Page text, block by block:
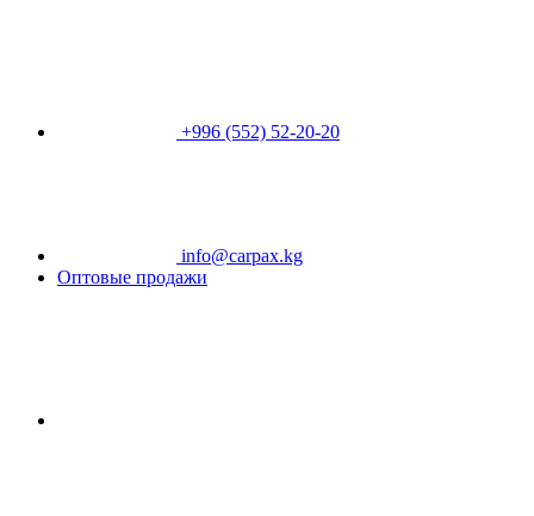
+996 (552) 52-20-20
info@carpax.kg
Оптовые продажи